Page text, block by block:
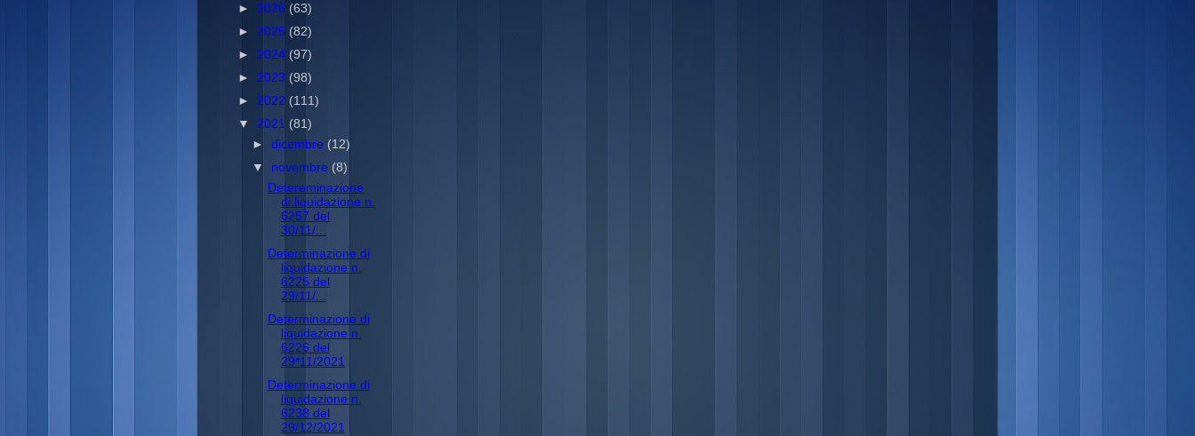
► 2026 (63)
► 2025 (82)
► 2024 (97)
► 2023 (98)
► 2022 (111)
▼ 2021 (81)
►dicembre (12)
▼ novembre (8)
Detereminazione
di liquidazione n.
6257 del
30/11/...
Determinazione di
liquidazione n.
6225 del
29/11/...
Determinazione di
liquidazione n.
6226 del
29*11/2021
Determinazione di
liquidazione n.
6238 del
29/12/2021